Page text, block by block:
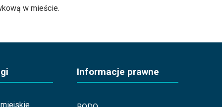
w mieście.
Informacje prawne